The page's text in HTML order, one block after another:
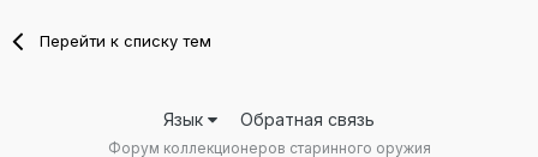
Перейти к списку тем
Язык Обратная связь
Форум коллекционеров старинного оружия